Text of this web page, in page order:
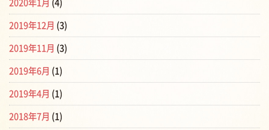
2020年1月 (4)
2019年12月 (3)
2019年11月 (3)
2019年6月 (1)
2019年4月 (1)
2018年7月 (1)